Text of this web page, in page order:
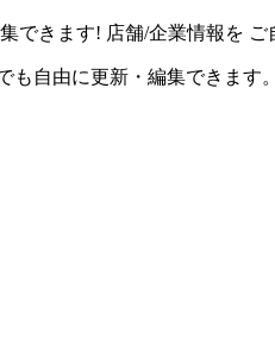
できます! 店舗/企業情報を ご
も自由に更新・編集できます